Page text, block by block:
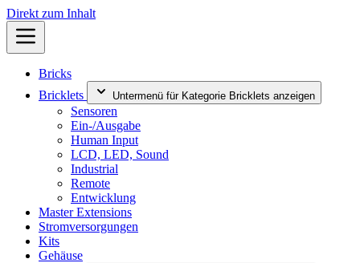
Direkt zum Inhalt
Bricks
Bricklets
Untermenü für Kategorie Bricklets anzeigen
Sensoren
Ein-/Ausgabe
Human Input
LCD, LED, Sound
Industrial
Remote
Entwicklung
Master Extensions
Stromversorgungen
Kits
Gehäuse